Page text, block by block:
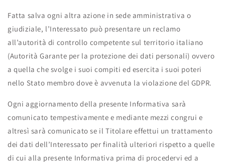
Fatta salva ogni altra azione in sede amministrativa o
giudiziale, l’Interessato può presentare un reclamo
all’autorità di controllo competente sul territorio italiano
(Autorità Garante per la protezione dei dati personali) ovvero
a quella che svolge i suoi compiti ed esercita i suoi poteri
nello Stato membro dove è avvenuta la violazione del GDPR.
Ogni aggiornamento della presente Informativa sarà
comunicato tempestivamente e mediante mezzi congrui e
altresì sarà comunicato se il Titolare effettui un trattamento
dei dati dell’Interessato per finalità ulteriori rispetto a quelle
di cui alla presente Informativa prima di procedervi ed a